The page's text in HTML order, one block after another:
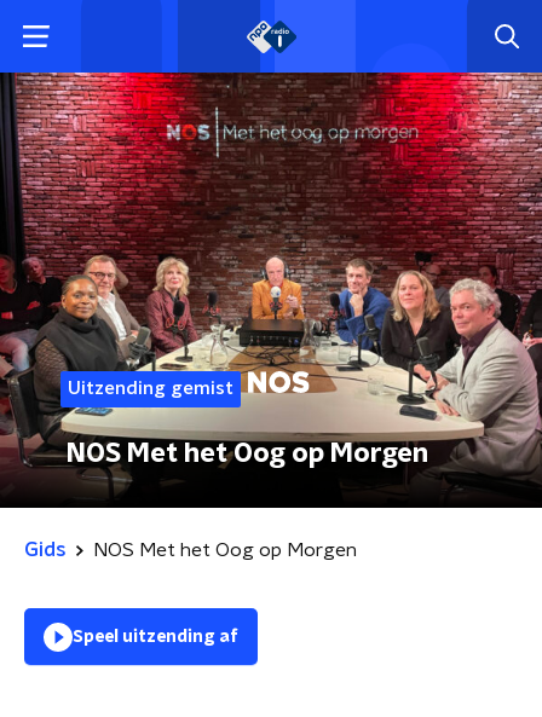
Uitzending gemist
NOS Met het Oog op Morgen
Gids NOS Met het Oog op Morgen
Speel uitzending af